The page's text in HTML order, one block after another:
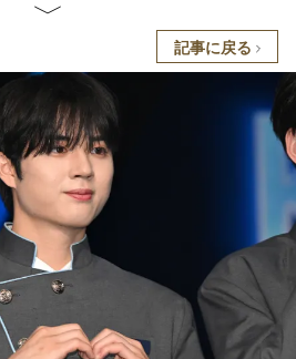
記事に戻る